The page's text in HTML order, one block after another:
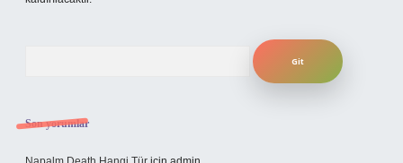
Son yorumlar